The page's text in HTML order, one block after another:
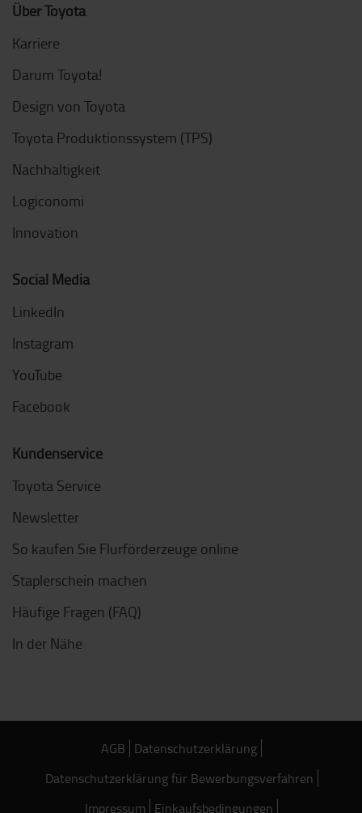
Über Toyota
Karriere
Darum Toyota!
Design von Toyota
Toyota Produktionssystem (TPS)
Nachhaltigkeit
Logiconomi
Innovation
Social Media
LinkedIn
Instagram
YouTube
Facebook
Kundenservice
Toyota Service
Newsletter
So kaufen Sie Flurförderzeuge online
Staplerschein machen
Häufige Fragen (FAQ)
In der Nähe
AGB Datenschutzerklärung
Datenschutzerklärung für Bewerbungsverfahren
Impressum Einkaufsbedingungen